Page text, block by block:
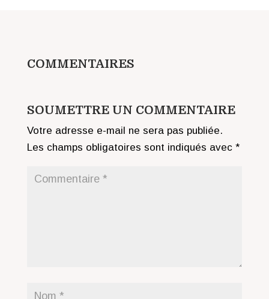
COMMENTAIRES
SOUMETTRE UN COMMENTAIRE
Votre adresse e-mail ne sera pas publiée.
Les champs obligatoires sont indiqués avec *